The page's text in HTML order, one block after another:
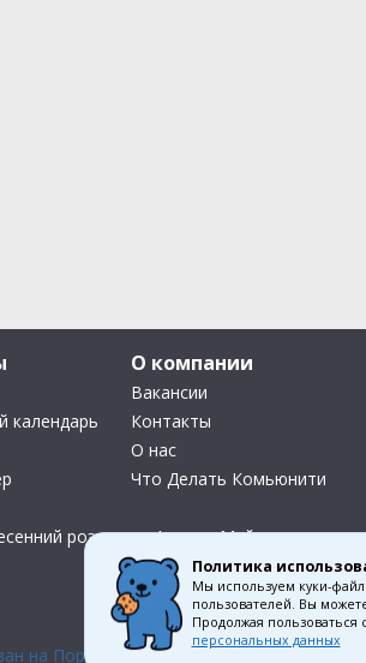
календарь
розыгрыш Апрель-Май»
О компании
Вакансии
Контакты
О нас
Что Делать Комьюнити
Политика
Мы используем куки-
пользователей. Вы
Продолжая
персональных данных